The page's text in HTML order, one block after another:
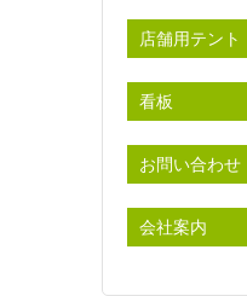
店舗用テント
看板
お問い合わせ
会社案内